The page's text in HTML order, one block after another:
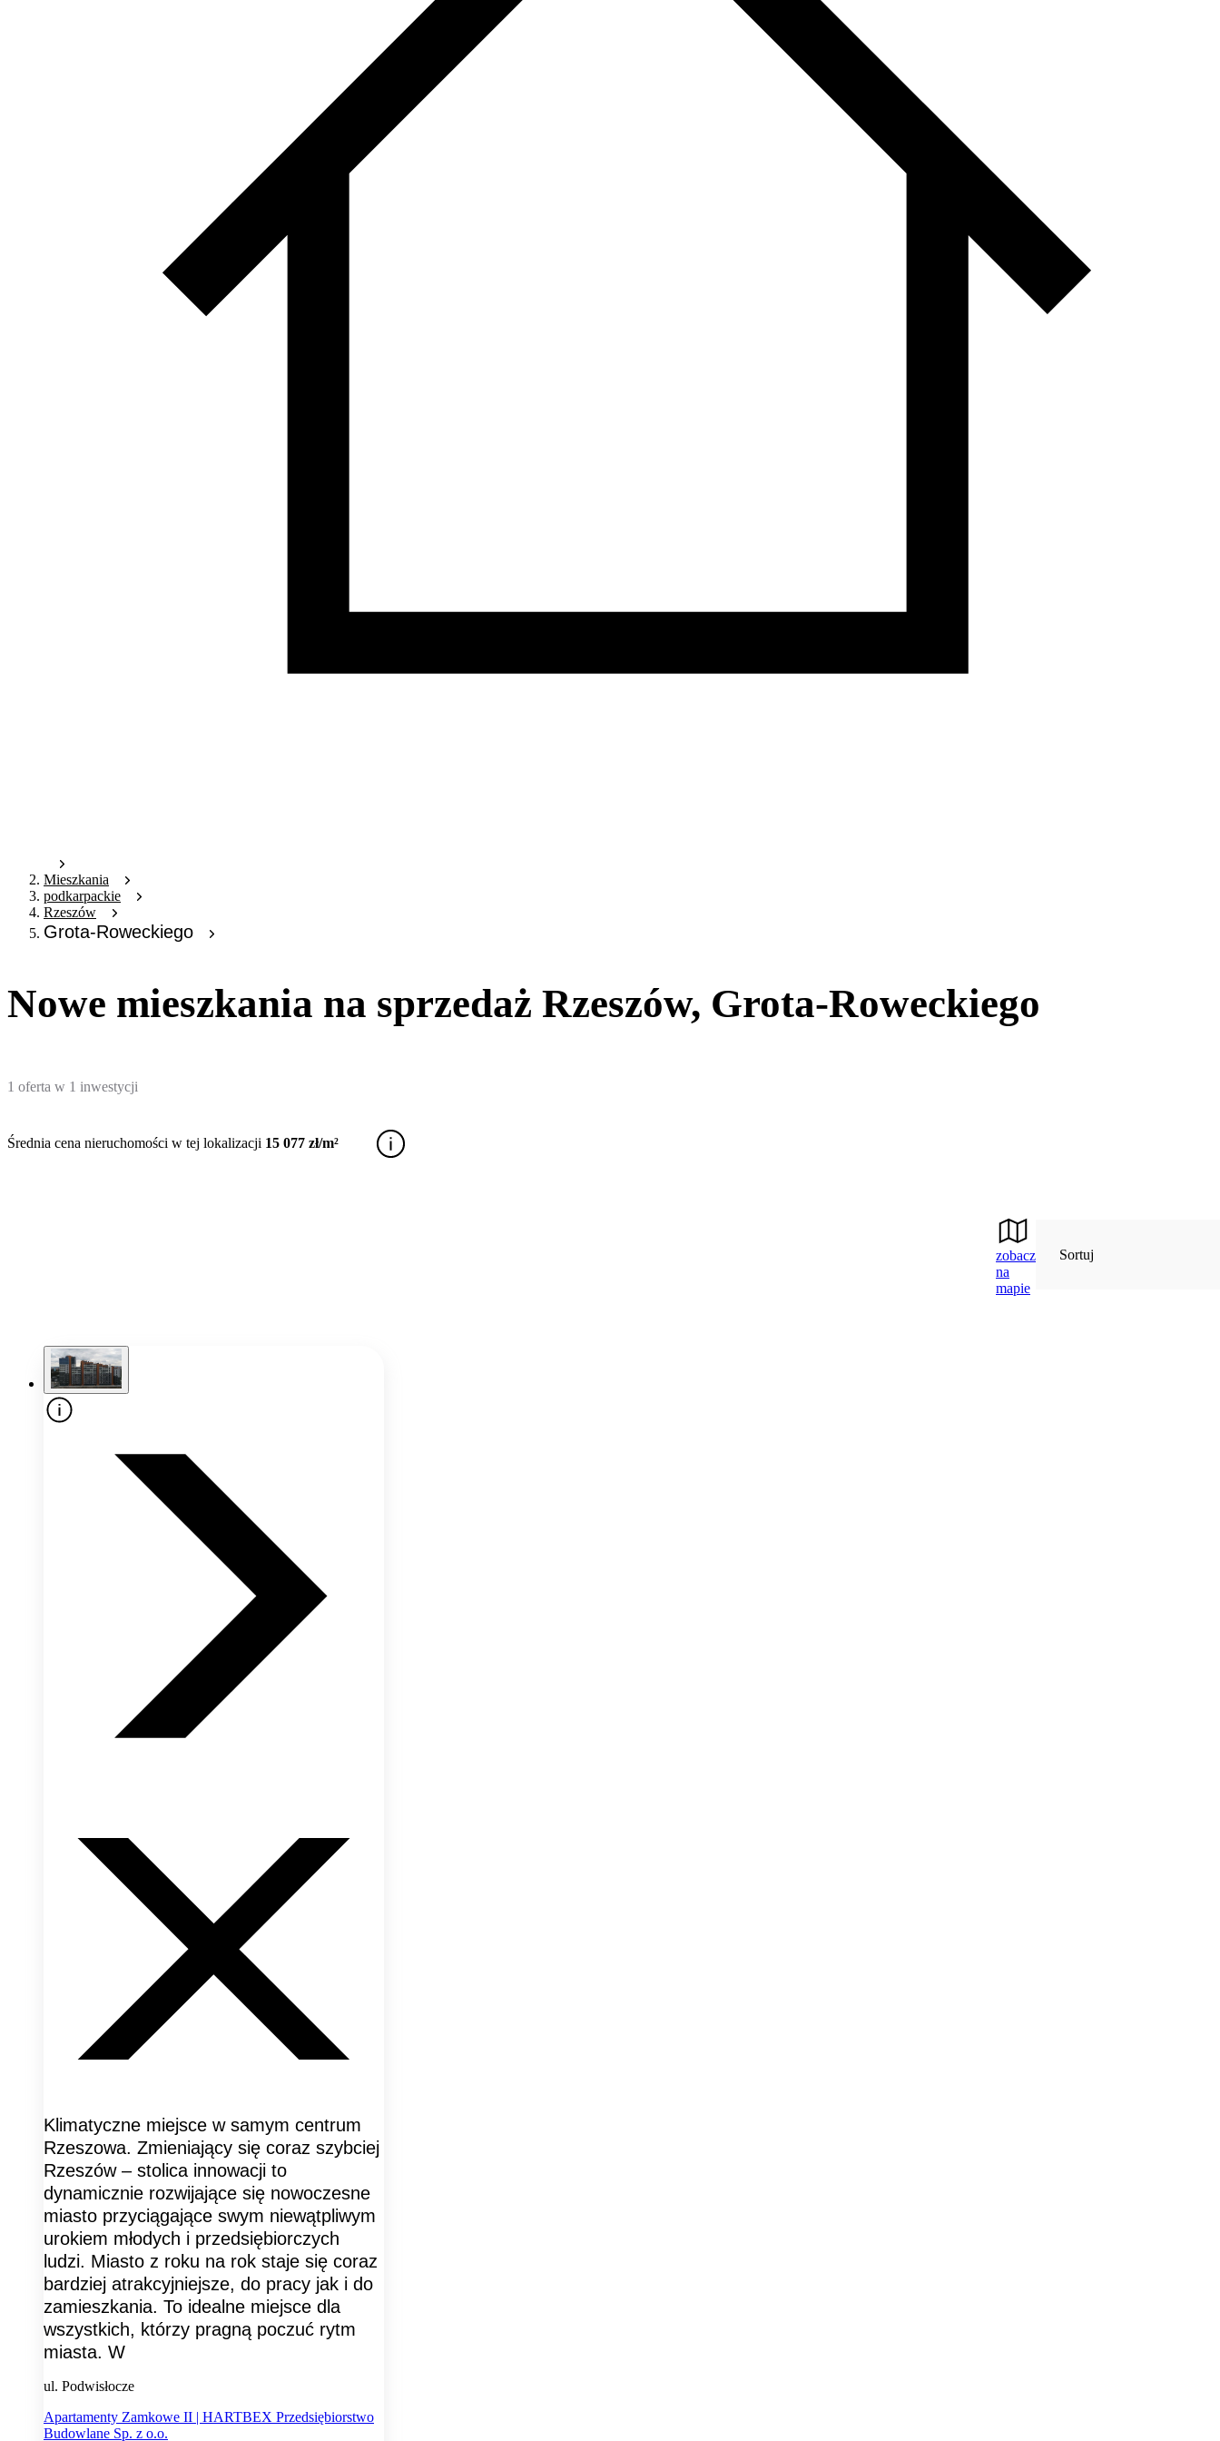
Mieszkania
podkarpackie
Rzeszów
Grota-Roweckiego
Nowe mieszkania na sprzedaż Rzeszów, Grota-Roweckiego
1 oferta w 1 inwestycji
Średnia cena nieruchomości w tej lokalizacji 15 077 zł/m²
zobacz
na
mapie
Sortuj
Klimatyczne miejsce w samym centrum
Rzeszowa. Zmieniający się coraz szybciej
Rzeszów – stolica innowacji to
dynamicznie rozwijające się nowoczesne
miasto przyciągające swym niewątpliwym
urokiem młodych i przedsiębiorczych
ludzi. Miasto z roku na rok staje się coraz
bardziej atrakcyjniejsze, do pracy jak i do
zamieszkania. To idealne miejsce dla
wszystkich, którzy pragną poczuć rytm
miasta. W
ul. Podwisłocze
Apartamenty Zamkowe II | HARTBEX Przedsiębiorstwo
Budowlane Sp. z o.o.